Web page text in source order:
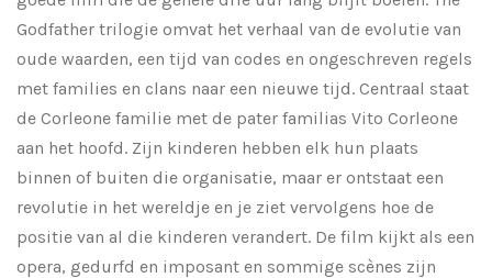
Godfather trilogie omvat het verhaal van de evolutie van
oude waarden, een tijd van codes en ongeschreven regels
met families en clans naar een nieuwe tijd. Centraal staat
de Corleone familie met de pater familias Vito Corleone
aan het hoofd. Zijn kinderen hebben elk hun plaats
binnen of buiten die organisatie, maar er ontstaat een
revolutie in het wereldje en je ziet vervolgens hoe de
positie van al die kinderen verandert. De film kijkt als een
opera, gedurfd en imposant en sommige scènes zijn